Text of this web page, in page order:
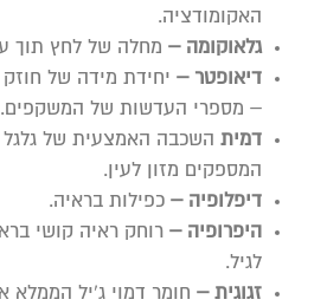
האקומודציה.
גלאוקומה – מחלה של לחץ תוך
דיאופטר – יחידת מידה של
– מספרי העדשות של המשקפים.
דמית השכבה האמצעית של גלגל
המספקים מזון לעין.
דיפלופיה – כפילות בראיה.
היפרופיה – רוחק ראיה קושי
לגיל.
זגוגית – חומר דמוי ג’יל הממלא